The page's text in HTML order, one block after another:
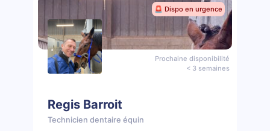
🚨 Dispo en urgence
Prochaine disponibilité
< 3 semaines
Regis Barroit
Technicien dentaire équin